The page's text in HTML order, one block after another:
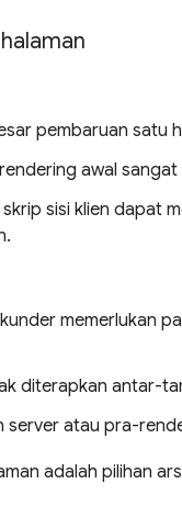
pembaruan satu
awal
sisi klien dapat
memerlukan
diterapkan antar-
server atau pra-
adalah pilihan